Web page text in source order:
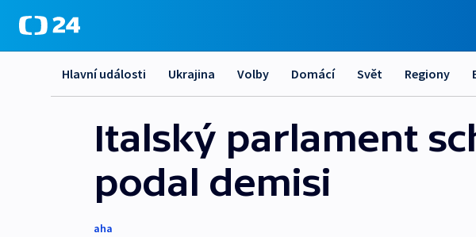
Hlavní události Ukrajina Volby Domácí Svět Regiony
Italský parlament
podal demisi
aha